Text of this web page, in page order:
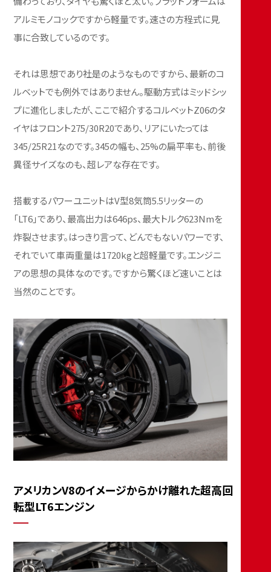
アルミモノコックですから軽量です。速さの方程式に見
事に合致しているのです。
それは思想であり社是のようなものですから、最新のコ
ルベットでも例外ではありません。駆動方式はミッドシッ
プに進化しましたが、ここで紹介するコルベットZ06のタ
イヤはフロント275/30R20であり、リアにいたっては
345/25R21なのです。345の幅も、25%の扁平率も、前後
異径サイズなのも、超レアな存在です。
搭載するパワーユニットはV型8気筒5.5リッターの
「LT6」であり、最高出力は646ps、最大トルク623Nmを
炸裂させます。はっきり言って、どんでもないパワーです、
それでいて車両重量は1720kgと超軽量です。エンジニ
アの思想の具体なのです。ですから驚くほど速いことは
当然のことです。
アメリカンV8のイメージからかけ離れた超高回
転型LT6エンジン